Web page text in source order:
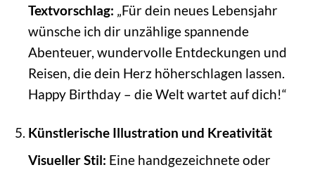
Textvorschlag: „Für dein neues Lebensjahr
wünsche ich dir unzählige spannende
Abenteuer, wundervolle Entdeckungen und
Reisen, die dein Herz höherschlagen lassen.
Happy Birthday – die Welt wartet auf dich!“
Künstlerische Illustration und Kreativität
Visueller Stil: Eine handgezeichnete oder